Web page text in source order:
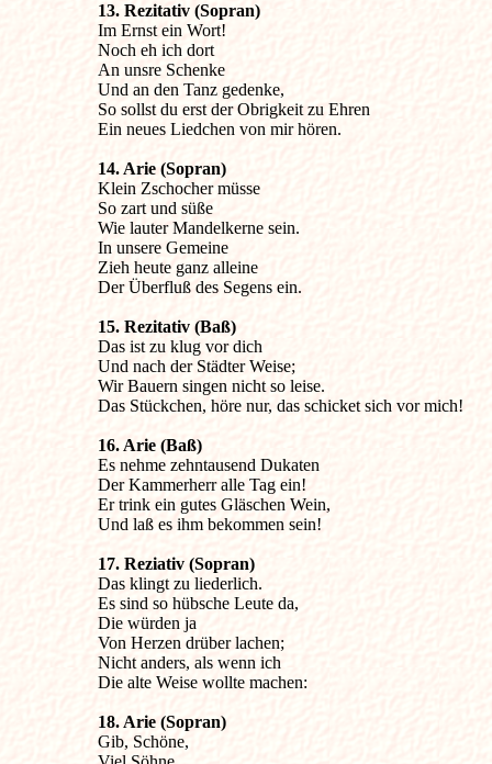
13. Rezitativ (Sopran)
Im Ernst ein Wort!
Noch eh ich dort
An unsre Schenke
Und an den Tanz gedenke,
So sollst du erst der Obrigkeit zu Ehren
Ein neues Liedchen von mir hören.
14. Arie (Sopran)
Klein Zschocher müsse
So zart und süße
Wie lauter Mandelkerne sein.
In unsere Gemeine
Zieh heute ganz alleine
Der Überfluß des Segens ein.
15. Rezitativ (Baß)
Das ist zu klug vor dich
Und nach der Städter Weise;
Wir Bauern singen nicht so leise.
Das Stückchen, höre nur, das schicket sich vor mich!
16. Arie (Baß)
Es nehme zehntausend Dukaten
Der Kammerherr alle Tag ein!
Er trink ein gutes Gläschen Wein,
Und laß es ihm bekommen sein!
17. Reziativ (Sopran)
Das klingt zu liederlich.
Es sind so hübsche Leute da,
Die würden ja
Von Herzen drüber lachen;
Nicht anders, als wenn ich
Die alte Weise wollte machen:
18. Arie (Sopran)
Gib, Schöne,